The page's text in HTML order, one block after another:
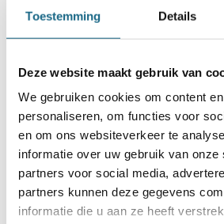
Toestemming Details
Deze website maakt gebruik van
We gebruiken cookies om content
personaliseren, om functies voor
en om ons websiteverkeer te
informatie over uw gebruik van onze
partners voor social media,
partners kunnen deze gegevens
informatie die u aan ze heeft
8 augustus 2019
EU
t/m 12 jaar
13 mei 2021
Na dag 1 van het
alleen Janice nog
2 februari 2021